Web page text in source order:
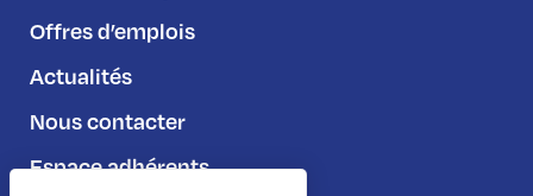
Offres d’emplois
Actualités
Nous contacter
Espace adhérents